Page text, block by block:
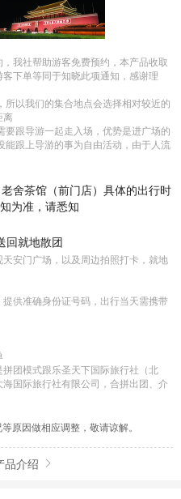
我社帮助游客免费预约，本产品收取
下单等同于知晓此项通知，感谢理
离
要跟导游一起走入场，优势是进广场的
能跟上导游的事为自由活动，由于人流
舍茶馆（前门店）具体的出行时
为准，请悉知
回就地散团
天安门广场，以及周边拍照打卡，就地
提供准确身份证号码，出行当天需携带
团模式跟乐圣天下国际旅行社（北
国际旅行社有限公司，合拼出团、介
原因做相应调整，敬请谅解。
品介绍 